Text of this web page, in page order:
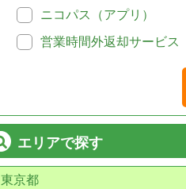
ニコパス（アプリ）
営業時間外返却サービス
エリアで探す
東京都